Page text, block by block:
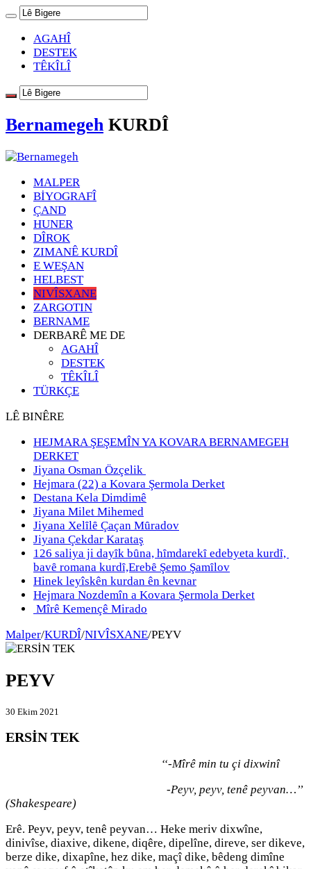
AGAHÎ
DESTEK
TÊKÎLÎ
Bernamegeh KURDÎ
MALPER
BİYOGRAFÎ
ÇAND
HUNER
DÎROK
ZIMANÊ KURDÎ
E WEŞAN
HELBEST
NIVÎSXANE
ZARGOTIN
BERNAME
DERBARÊ ME DE
AGAHÎ
DESTEK
TÊKÎLÎ
TÜRKÇE
LÊ BINÊRE
HEJMARA ŞEŞEMÎN YA KOVARA BERNAMEGEH
DERKET
Jiyana Osman Özçelik
Hejmara (22) a Kovara Şermola Derket
Destana Kela Dimdimê
Jiyana Milet Mihemed
Jiyana Xelȋlȇ Çaçan Mȗradov
Jiyana Çekdar Karataş
126 saliya ji dayȋk bȗna, hȋmdarekȋ edebyeta kurdȋ,
bavȇ romana kurdȋ,Erebȇ Şemo Şamȋlov
Hinek leyîskên kurdan ên kevnar
Hejmara Nozdemîn a Kovara Şermola Derket
Mîrê Kemençê Mirado
Malper/KURDÎ/NIVÎSXANE/PEYV
PEYV
30 Ekim 2021
ERSİN TEK
‘‘-Mîrê min tu çi dixwinî
-Peyv, peyv, tenê peyvan…’’
(Shakespeare)
Erê. Peyv, peyv, tenê peyvan… Heke meriv dixwîne,
dinivîse, diaxive, dikene, diqêre, dipelîne, direve, ser dikeve,
berze dike, dixapîne, hez dike, maçî dike, bêdeng dimîne